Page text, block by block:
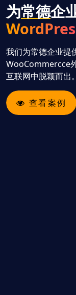
为常德企
我们为常德企业提
WooCommercce
互联网中脱颖而出。
查看案例